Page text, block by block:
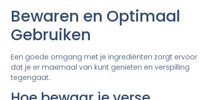
Bewaren en Optimaal
Gebruiken
Een goede omgang met je ingrediënten zorgt ervoor
dat je er maximaal van kunt genieten en verspilling
tegengaat.